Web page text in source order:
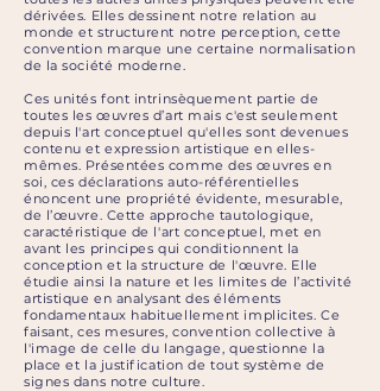
dérivées. Elles dessinent notre relation au
monde et structurent notre perception, cette
convention marque une certaine normalisation
de la société moderne.
Ces unités font intrinsèquement partie de
toutes les œuvres d’art mais c'est seulement
depuis l'art conceptuel qu'elles sont devenues
contenu et expression artistique en elles-
mêmes. Présentées comme des œuvres en
soi, ces déclarations auto-référentielles
énoncent une propriété évidente, mesurable,
de l’œuvre. Cette approche tautologique,
caractéristique de l'art conceptuel, met en
avant les principes qui conditionnent la
conception et la structure de l'œuvre. Elle
étudie ainsi la nature et les limites de l’activité
artistique en analysant des éléments
fondamentaux habituellement implicites. Ce
faisant, ces mesures, convention collective à
l'image de celle du langage, questionne la
place et la justification de tout système de
signes dans notre culture.